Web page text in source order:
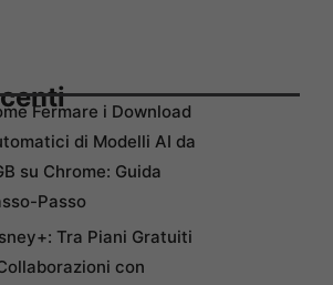
Fermare i Download
di Modelli AI da
su Chrome: Guida
Passo
Tra Piani Gratuiti
con